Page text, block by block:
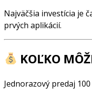
Najväčšia investícia je
prvých aplikácií.
KOĽKO
Jednorazový predaj